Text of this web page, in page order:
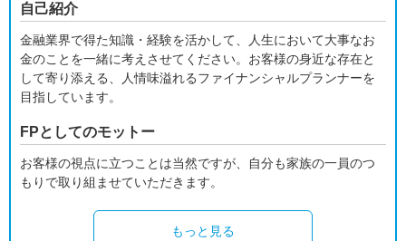
自己紹介
金融業界で得た知識・経験を活かして、人生において大事なお
金のことを一緒に考えさせてください。お客様の身近な存在と
して寄り添える、人情味溢れるファイナンシャルプランナーを
目指しています。
FPとしてのモットー
お客様の視点に立つことは当然ですが、自分も家族の一員のつ
もりで取り組ませていただきます。
もっと見る